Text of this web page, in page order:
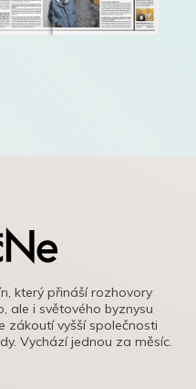
který přináší rozhovory
ale i světového byznysu
zákoutí vyšší společnosti
Vychází jednou za měsíc.